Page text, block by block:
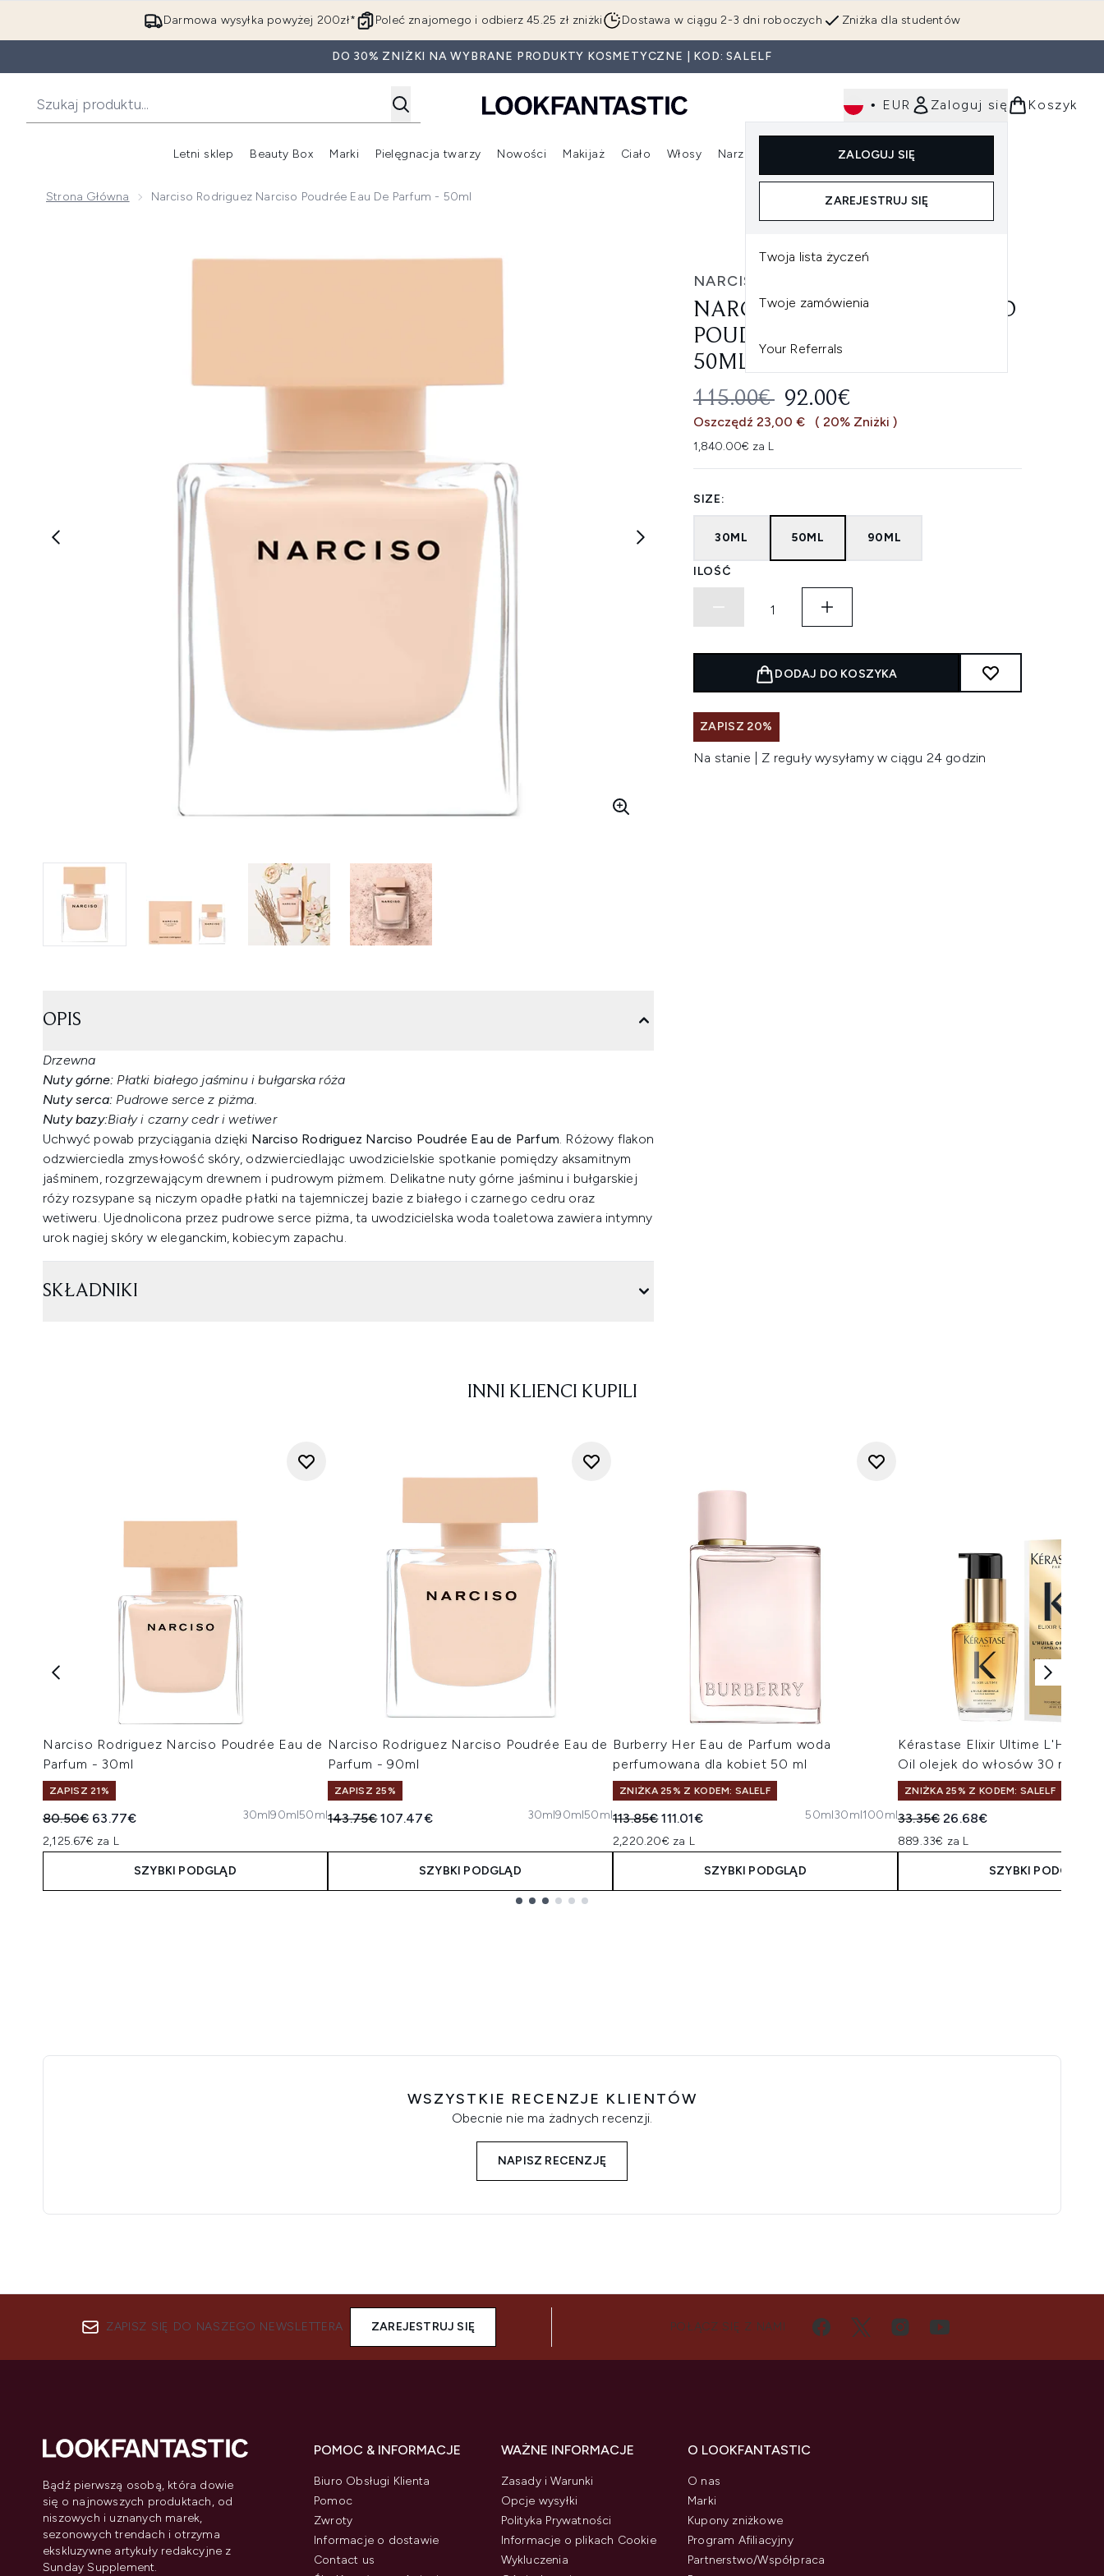
Przejdź do głównej treści
Darmowa wysyłka powyżej 200zł* Zniżka dla studentów
Poleć znajomego i odbierz 45.25 zł zniżki Dostawa w ciągu 2-3 dni roboczych
DO 30% ZNIŻKI NA WYBRANE PRODUKTY KOSMETYCZNE | KOD: SALELF
• EUR Zaloguj się
ZALOGUJ SIĘ
ZAREJESTRUJ SIĘ
Twoja lista życzeń
Twoje zamówienia
Your Referrals
Koszyk
Letni sklep Beauty Box
Wejdź do podmenu (Beauty Box)
Marki
Wejdź do podmenu (Marki)
Pielęgnacja twarzy
Wejdź do podmenu (Pielęgnacja twarzy)
Nowości
Wejdź do podmenu (Nowości)
Makijaż
Wejdź do podmenu (Makijaż)
Ciało Włosy
Wejdź do podmenu (Włosy)
Narzędzia
Wejdź do podmenu (Narzędzia)
Dla mężczyzn
Strona Główna Narciso Rodriguez Narciso Poudrée Eau De Parfum - 50ml
NARCISO RODRIGUEZ
NARCISO RODRIGUEZ NARCISO
POUDRÉE EAU DE PARFUM -
50ML
SUGEROWANA CENA DETALICZNA:
115.00€ AKTUALNA CENA:
92.00€
Oszczędź 23,00 € ( 20% Zniżki )
1,840.00€ za L
SIZE:
30ML 50ML 90ML
ILOŚĆ
DODAJ DO KOSZYKA
ZAPISZ 20%
Na stanie | Z reguły wysyłamy w ciągu 24 godzin
OPIS
Drzewna
Nuty górne: Płatki białego jaśminu i bułgarska róża
Nuty serca: Pudrowe serce z piżma.
Nuty bazy:Biały i czarny cedr i wetiwer
Uchwyć powab przyciągania dzięki Narciso Rodriguez Narciso Poudrée Eau de Parfum. Różowy flakon
odzwierciedla zmysłowość skóry, odzwierciedlając uwodzicielskie spotkanie pomiędzy aksamitnym
jaśminem, rozgrzewającym drewnem i pudrowym piżmem. Delikatne nuty górne jaśminu i bułgarskiej
róży rozsypane są niczym opadłe płatki na tajemniczej bazie z białego i czarnego cedru oraz
wetiweru. Ujednolicona przez pudrowe serce piżma, ta uwodzicielska woda toaletowa zawiera intymny
urok nagiej skóry w eleganckim, kobiecym zapachu.
SKŁADNIKI
INNI KLIENCI KUPILI
Narciso Rodriguez Narciso Poudrée Eau de
Parfum - 30ml
ZAPISZ 21%
Sugerowana cena detaliczna:
80.50€ Aktualna cena:
63.77€
2,125.67€ za L
30ml90ml50ml
SZYBKI PODGLĄD
Narciso Rodriguez Narciso Poudrée Eau de
Parfum - 90ml
ZAPISZ 25%
Sugerowana cena detaliczna:
143.75€Aktualna cena:
107.47€ 30ml90ml50ml
SZYBKI PODGLĄD
Burberry Her Eau de Parfum woda
perfumowana dla kobiet 50 ml
ZNIŻKA 25% Z KODEM: SALELF
Sugerowana cena detaliczna:
113.85€Aktualna cena:
111.01€
2,220.20€ za L
50ml30ml100ml
SZYBKI PODGLĄD
Kérastase Elixir Ultime L'Huile
Oil olejek do włosów 30 ml
ZNIŻKA 25% Z KODEM: SALELF
Sugerowana cena detaliczna:
33.35€Aktualna cena:
26.68€
889.33€ za L
SZYBKI PODGLĄD
WSZYSTKIE RECENZJE KLIENTÓW
Obecnie nie ma żadnych recenzji.
NAPISZ RECENZJĘ
ZAPISZ SIĘ DO NASZEGO NEWSLETTERA ZAREJESTRUJ SIĘ POŁĄCZ SIĘ Z NAMI
Bądź pierwszą osobą, która dowie
się o najnowszych produktach, od
niszowych i uznanych marek,
sezonowych trendach i otrzyma
ekskluzywne artykuły redakcyjne z
Sunday Supplement.
POMOC & INFORMACJE
Biuro Obsługi Klienta
Pomoc
Zwroty
Informacje o dostawie
Contact us
WAŻNE INFORMACJE
Zasady i Warunki
Opcje wysyłki
Polityka Prywatności
Informacje o plikach Cookie
Wykluczenia
O LOOKFANTASTIC
O nas
Marki
Kupony zniżkowe
Program Afiliacyjny
Partnerstwo/Współpraca